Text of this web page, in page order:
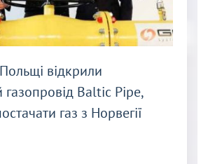
відкрили
газопровід Baltic Pipe,
газ з Норвегії